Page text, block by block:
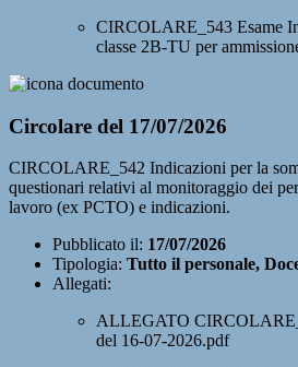
CIRCOLARE_543 Esame
classe 2B-TU per
Circolare del 17/07/2026
CIRCOLARE_542 Indicazioni per la
questionari relativi al monitoraggio dei
lavoro (ex PCTO) e indicazioni.
Pubblicato il: 17/07/2026
Tipologia: Tutto il personale,
Allegati:
ALLEGATO
del 16-07-2026.pdf